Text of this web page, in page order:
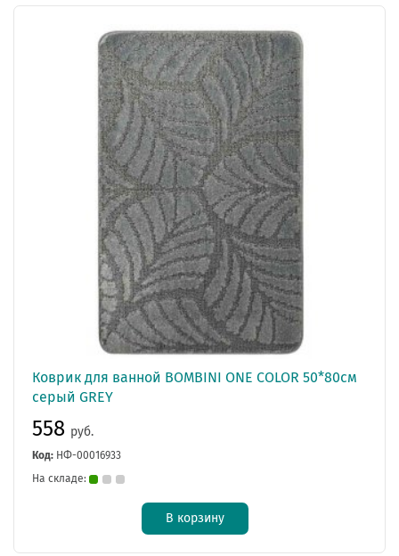
Коврик для ванной BOMBINI ONE COLOR 50*80см
серый GREY
558 руб.
Код: НФ-00016933
На складе:
В корзину